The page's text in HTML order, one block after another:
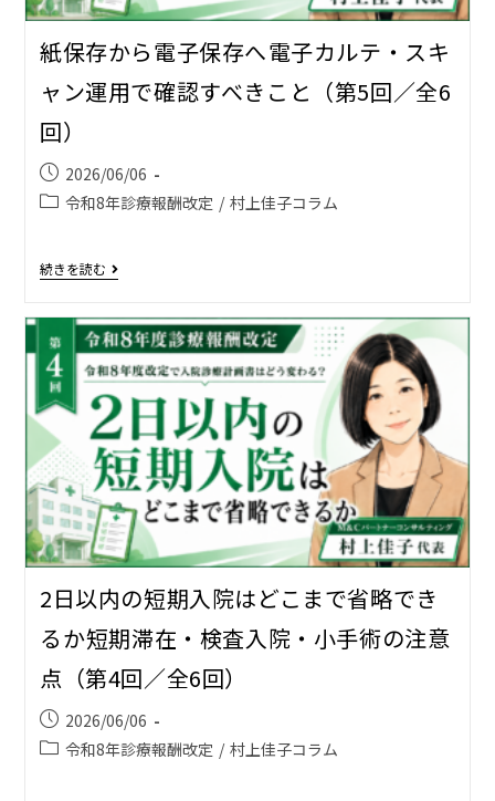
紙保存から電子保存へ――電子カルテ・スキ
ャン運用で確認すべきこと（第5回／全6
回）
2026/06/06
令和8年診療報酬改定 / 村上佳子コラム
続きを読む
2日以内の短期入院はどこまで省略でき
るか――短期滞在・検査入院・小手術の注意
点（第4回／全6回）
2026/06/06
令和8年診療報酬改定 / 村上佳子コラム